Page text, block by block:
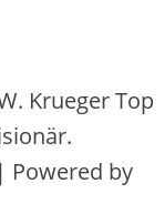
Krueger Top
| Powered by